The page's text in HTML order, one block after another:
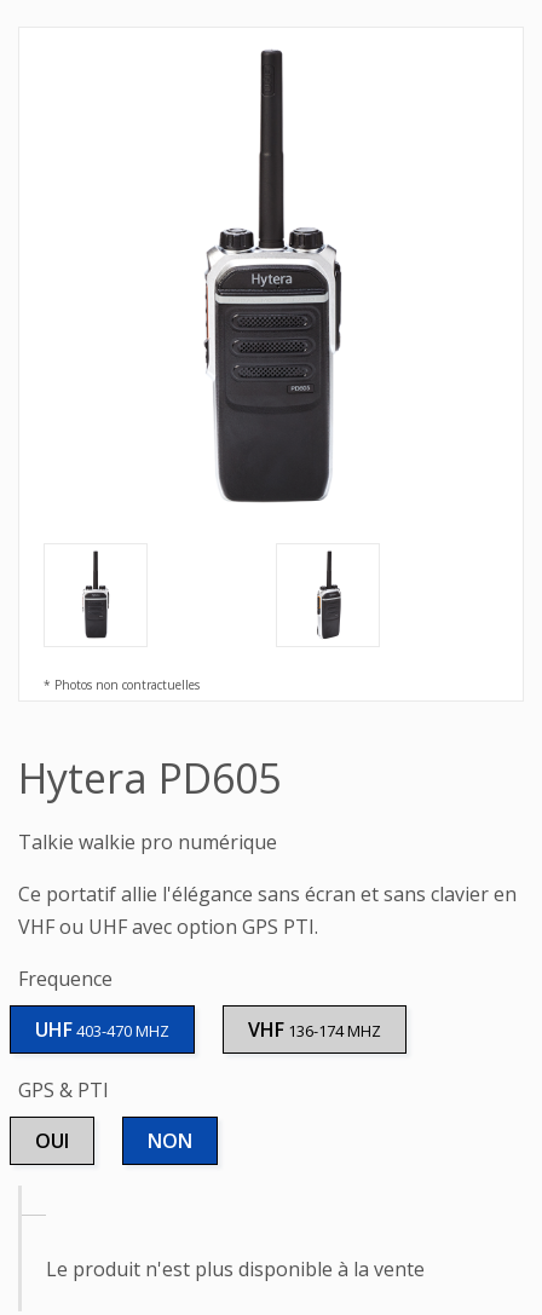
* Photos non contractuelles
Hytera PD605
Talkie walkie pro numérique
Ce portatif allie l'élégance sans écran et sans clavier en
VHF ou UHF avec option GPS PTI.
Frequence
UHF403-470 MHZ VHF 136-174 MHZ
GPS & PTI
OUI
NON
Le produit n'est plus disponible à la vente